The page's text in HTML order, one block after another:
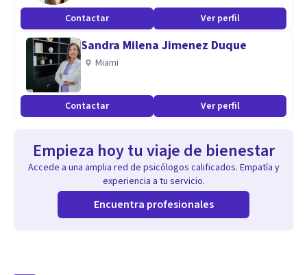
Contactar Ver perfil
Sandra Milena Jimenez Duque
Miami
Contactar Ver perfil
Empieza hoy tu viaje de bienestar
Accede a una amplia red de psicólogos calificados. Empatía y
experiencia a tu servicio.
Encuentra profesionales